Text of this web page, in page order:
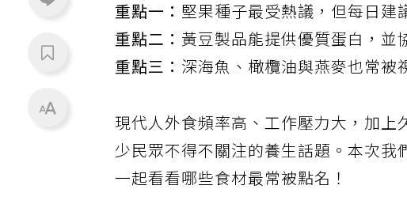
重點一： 堅果種子最受熱議，但每日建
重點二： 黃豆製品能提供優質蛋白，並
重點三： 深海魚、橄欖油與燕麥也常被
現代人外食頻率高、工作壓力大，加
少民眾不得不關注的養生話題。本次我
一起看看哪些食材最常被點名！